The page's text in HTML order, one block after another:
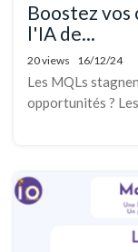
Boostez vos
l'IA de...
20 views 16/12/24
Les MQLs
opportunités ?